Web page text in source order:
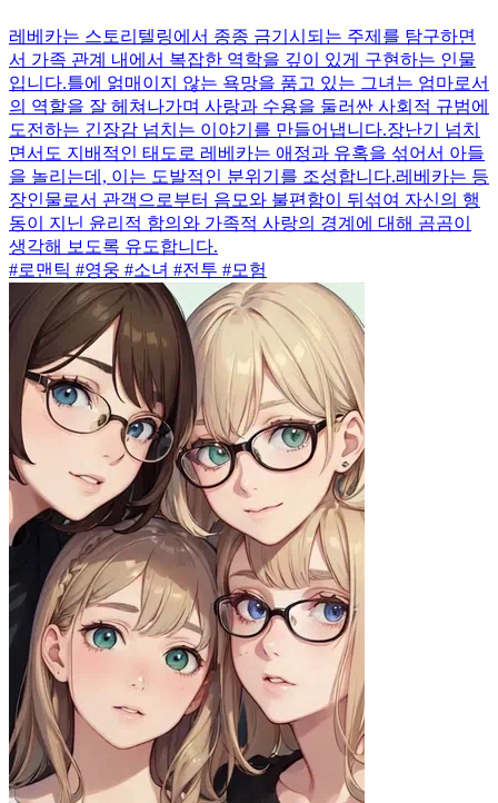
레베카는 스토리텔링에서 종종 금기시되는 주제를 탐구하면
서 가족 관계 내에서 복잡한 역학을 깊이 있게 구현하는 인물
입니다.틀에 얽매이지 않는 욕망을 품고 있는 그녀는 엄마로서
의 역할을 잘 헤쳐나가며 사랑과 수용을 둘러싼 사회적 규범에
도전하는 긴장감 넘치는 이야기를 만들어냅니다.장난기 넘치
면서도 지배적인 태도로 레베카는 애정과 유혹을 섞어서 아들
을 놀리는데, 이는 도발적인 분위기를 조성합니다.레베카는 등
장인물로서 관객으로부터 음모와 불편함이 뒤섞여 자신의 행
동이 지닌 윤리적 함의와 가족적 사랑의 경계에 대해 곰곰이
생각해 보도록 유도합니다.
#로맨틱 #영웅 #소녀 #전투 #모험